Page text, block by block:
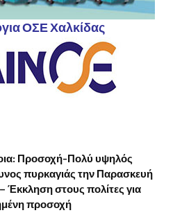
ΟΣΕ Χαλκίδας
Προσοχή-Πολύ υψηλός
πυρκαγιάς την Παρασκευή
Έκκληση στους πολίτες για
προσοχή